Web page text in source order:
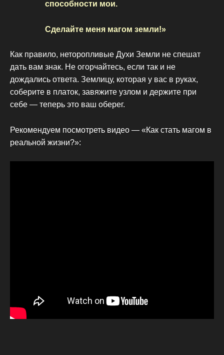
способности мои.
Сделайте меня магом земли!»
Как правило, неторопливые Духи Земли не спешат
дать вам знак. Не огорчайтесь, если так и не
дождались ответа. Землицу, которая у вас в руках,
соберите в платок, завяжите узлом и держите при
себе — теперь это ваш оберег.
Рекомендуем посмотреть видео — «Как стать магом в
реальной жизни?»: